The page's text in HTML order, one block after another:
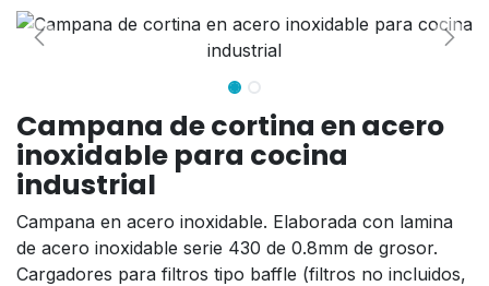
Campana de cortina en acero
inoxidable para cocina
industrial
Campana en acero inoxidable. Elaborada con lamina
de acero inoxidable serie 430 de 0.8mm de grosor.
Cargadores para filtros tipo baffle (filtros no incluidos,